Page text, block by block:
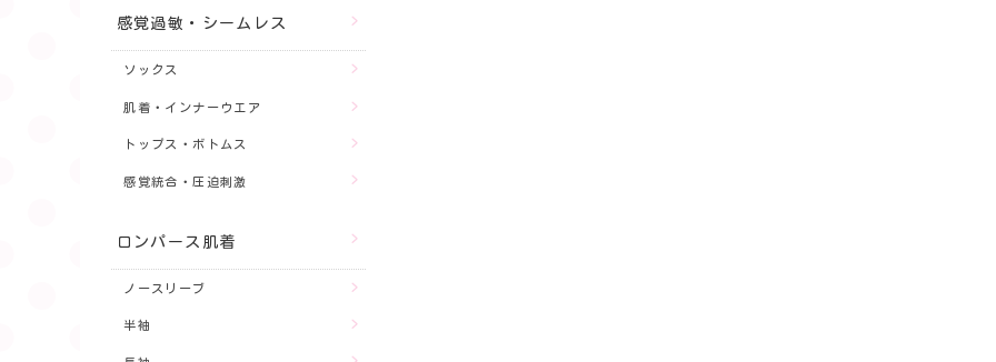
感覚過敏・シームレス
ソックス
肌着・インナーウエア
トップス・ボトムス
感覚統合・圧迫刺激
ロンパース肌着
ノースリーブ
半袖